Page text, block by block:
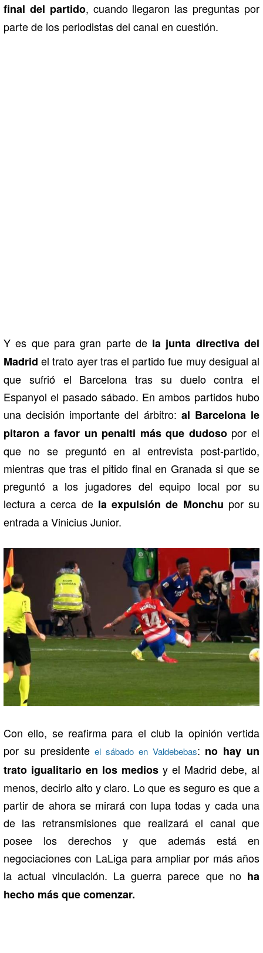
final del partido, cuando llegaron las preguntas por
parte de los periodistas del canal en cuestión.
Y es que para gran parte de la junta directiva del
Madridel trato ayer tras el partido fue muy desigual al
que sufrió el Barcelona tras su duelo contra el
Espanyol el pasado sábado. En ambos partidos hubo
una decisión importante del árbitro: al Barcelona le
pitaron a favor un penalti más que dudosopor el
que no se preguntó en al entrevista post-partido,
mientras que tras el pitido final en Granada si que se
preguntó a los jugadores del equipo local por su
lectura a cerca de la expulsión de Monchu por su
entrada a Vinicius Junior.
Con ello, se reafirma para el club la opinión vertida
por su presidenteel sábado en Valdebebas: no hay un
trato igualitario en los medios y el Madrid debe, al
menos, decirlo alto y claro. Lo que es seguro es que a
partir de ahora se mirará con lupa todas y cada una
de las retransmisiones que realizará el canal que
posee los derechos y que además está en
negociaciones con LaLiga para ampliar por más años
la actual vinculación. La guerra parece que no ha
hecho más que comenzar.